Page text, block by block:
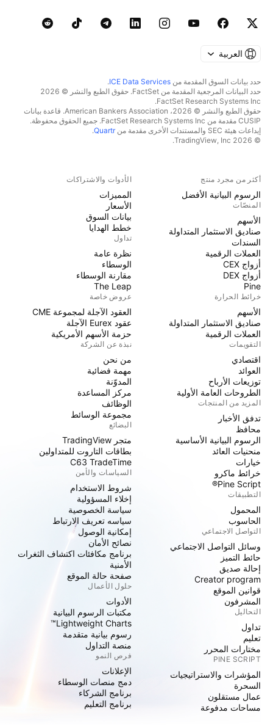
العربية
حدد بيانات السوق المقدمة من ICE Data Services
.
حدد البيانات المرجعية المقدمة من FactSet. حقوق الطبع والنشر © 2026
FactSet Research Systems Inc.
حقوق الطبع والنشر © 2026، American Bankers Association. قاعدة بيانات
CUSIP مقدمة من FactSet Research Systems Inc. جميع الحقوق محفوظة.
إيداعات هيئة SEC والمستندات الأخرى مقدمة من
Quartr
.
© 2026 TradingView, Inc.
أكثر من مجرد منتج
الرسوم البيانية الأفضل
المنصّات
الأسهم
صناديق الاستثمار المتداولة
السندات
العملات الرقمية
أزواج CEX
أزواج DEX
Pine
خرائط الحرارة
الأسهم
صناديق الاستثمار المتداولة
العملات الرقمية
التقويمات
اقتصادي
العوائد
توزيعات الأرباح
الطروحات العامة الأولية
المزيد من المنتجات
تدفق الأخبار
محافظ
الرسوم البيانية الأساسية
منحنيات العائد
خيارات
خرائط ماكرو
Pine Script®
التطبيقات
المحمول
الحاسوب
التواصل الاجتماعي
وسائل التواصل الاجتماعي
حائط التميز
إحالة صديق
Creator program
قوانين الموقع
المشرفون
التحاليل
تداول
تعليم
مختارات المحرر
PINE SCRIPT
المؤشرات والاستراتيجيات
السحرة
عمال مستقلون
مساحات مدفوعة
الأدوات والاشتراكات
المميزات
الأسعار
بيانات السوق
خطط الهدايا
تداول
نظرة عامة
الوسطاء
مقارنة الوسطاء
The Leap
عروض خاصة
العقود الآجلة لمجموعة CME
عقود Eurex الآجلة
حزمة الأسهم الأمريكية
نبذة عن الشركة
من نحن
مهمة فضائية
المدوّنة
مركز المساعدة
الوظائف
مجموعة الوسائط
البضائع
متجر TradingView
بطاقات التاروت للمتداولين
C63 TradeTime
السياسات والأمن
شروط الاستخدام
إخلاء المسؤولية
سياسة الخصوصية
سياسه تعريف الارتباط
إمكانية الوصول
نصائح الأمان
برنامج مكافئات اكتشاف الثغرات
الأمنية
صفحة حالة الموقع
حلول الأعمال
الأدوات
مكتبات الرسوم البيانية
Lightweight Charts™
رسوم بيانية متقدمة
منصة التداول
فرص النمو
الإعلانات
دمج منصات الوسطاء
برنامج الشركاء
برنامج التعليم